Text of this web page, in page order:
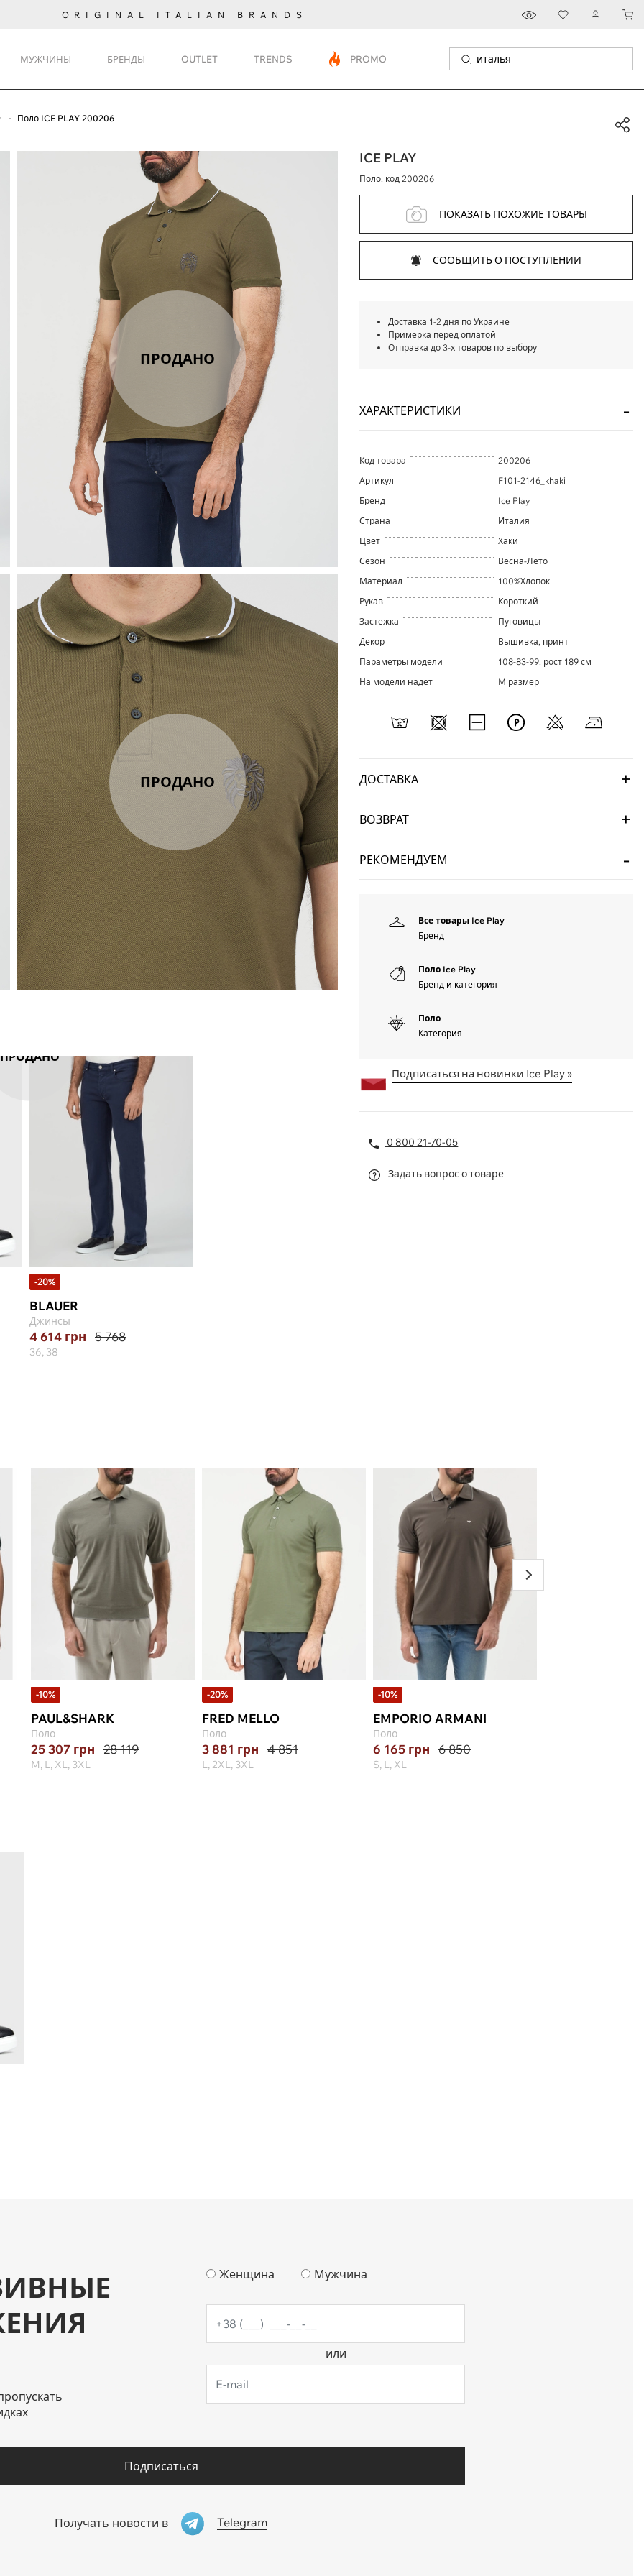
ORIGINAL ITALIAN BRANDS
МУЖЧИНЫ БРЕНДЫ OUTLET TRENDS PROMO
Поло ICE PLAY 200206
ПРОДАНО
ПРОДАНО
ПРОДАНО
-20%
BLAUER
Джинсы
4 614 грн 5 768
36, 38
ICE PLAY
Поло, код200206
ПОКАЗАТЬ ПОХОЖИЕ ТОВАРЫ
СООБЩИТЬ О ПОСТУПЛЕНИИ
Доставка 1-2 дня по Украине
Примерка перед оплатой
Отправка до 3-х товаров по выбору
ХАРАКТЕРИСТИКИ
Код товара
200206
Артикул
F101-2146_khaki
Бренд
Ice Play
Страна
Италия
Цвет
Хаки
Сезон
Весна-Лето
Материал
100%Хлопок
Рукав
Короткий
Застежка
Пуговицы
Декор
Вышивка, принт
Параметры модели
108-83-99, рост 189 см
На модели надет
M размер
ДОСТАВКА
ВОЗВРАТ
РЕКОМЕНДУЕМ
Все товары Ice Play
Бренд
Поло Ice Play
Бренд и категория
Поло
Категория
Подписаться на новинки Ice Play »
0 800 21-70-05
Задать вопрос о товаре
-10%
PAUL&SHARK
Поло
25 307 грн 28 119
M, L, XL, 3XL
-20%
FRED MELLO
Поло
3 881 грн 4 851
L, 2XL, 3XL
-10%
EMPORIO ARMANI
Поло
6 165 грн 6 850
S, L, XL
Женщина Мужчина
или
Подписаться
Получать новости в Telegram